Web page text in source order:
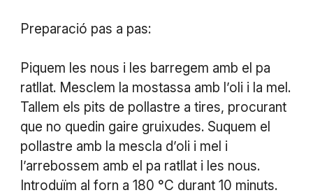
Preparació pas a pas:
Piquem les nous i les barregem amb el pa
ratllat. Mesclem la mostassa amb l’oli i la mel.
Tallem els pits de pollastre a tires, procurant
que no quedin gaire gruixudes. Suquem el
pollastre amb la mescla d’oli i mel i
l’arrebossem amb el pa ratllat i les nous.
Introduïm al forn a 180 °C durant 10 minuts.